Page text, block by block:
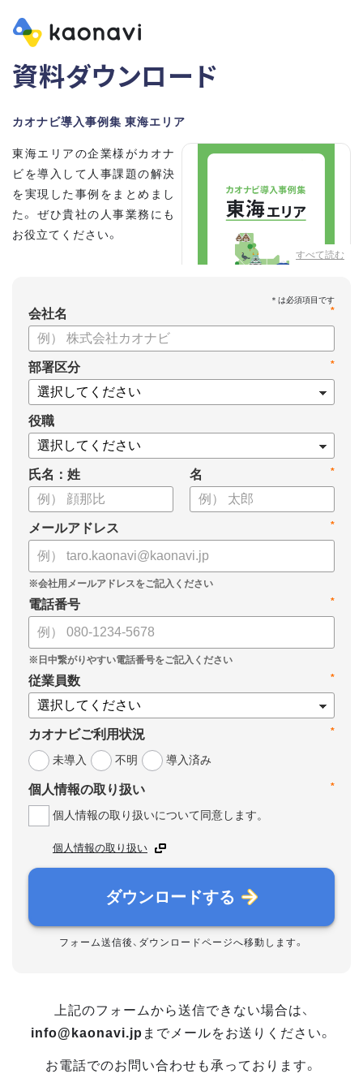
資料ダウンロード
カオナビ導入事例集 東海エリア
すべて読む
東海エリアの企業様がカオナ
ビを導入して人事課題の解決
を実現した事例をまとめまし
た。 ぜひ貴社の人事業務にも
お役立てください。
*
会社名
*
部署区分
役職
氏名：姓 *
名
*
メールアドレス
*
電話番号
*
従業員数
*
カオナビご利用状況
未導入
不明 導入済み
*
個人情報の取り扱い
個人情報の取り扱いについて同意します。
個人情報の取り扱い
ダウンロードする
フォーム送信後、ダウンロードページへ移動します。
上記のフォームから送信できない場合は、
info@kaonavi.jp までメールをお送りください。
お電話でのお問い合わせも承っております。